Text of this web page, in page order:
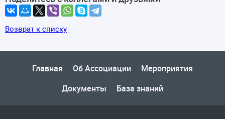
Возврат к списку
Главная Об Ассоциации
Мероприятия
Документы
База знаний